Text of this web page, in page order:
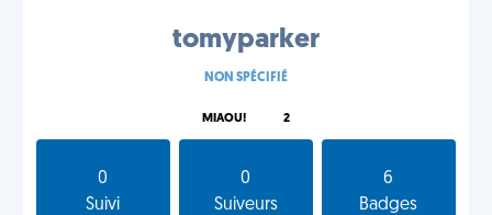
tomyparker
NON SPÉCIFIÉ
MIAOU! 2
0
Suivi
0
Suiveurs
6
Badges